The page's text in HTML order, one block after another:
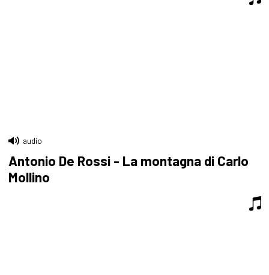
audio
Antonio De Rossi - La montagna di Carlo
Mollino